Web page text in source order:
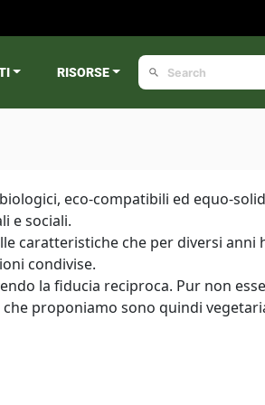
RISORSE
eco-compatibili ed equo-
e sociali.
caratteristiche che per diversi anni
condivise.
la fiducia reciproca. Pur non
proponiamo sono quindi